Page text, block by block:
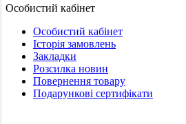
Особистий кабінет
Особистий кабінет
Історія замовлень
Закладки
Розсилка новин
Повернення товару
Подарункові сертифікати